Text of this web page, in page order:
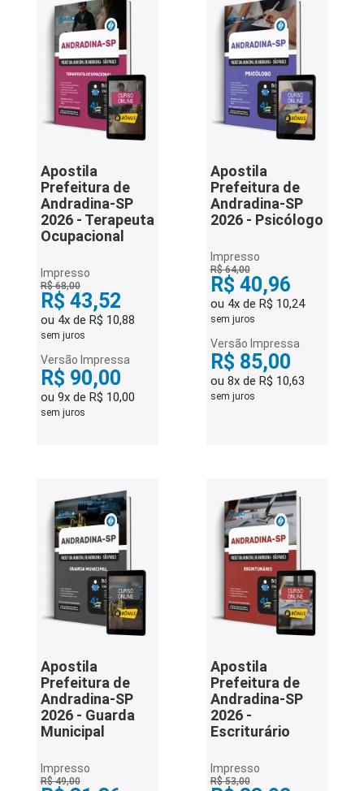
Apostila
Prefeitura de
Andradina-SP
2026 - Terapeuta
Ocupacional
Impresso
R$ 68,00
R$ 43,52
ou 4x de R$ 10,88
sem juros
Versão Impressa
R$ 90,00
ou 9x de R$ 10,00
sem juros
Apostila
Prefeitura de
Andradina-SP
2026 - Psicólogo
Impresso
R$ 64,00
R$ 40,96
ou 4x de R$ 10,24
sem juros
Versão Impressa
R$ 85,00
ou 8x de R$ 10,63
sem juros
Apostila
Prefeitura de
Andradina-SP
2026 - Guarda
Municipal
Impresso
R$ 49,00
Apostila
Prefeitura de
Andradina-SP
2026 -
Escriturário
Impresso
R$ 53,00